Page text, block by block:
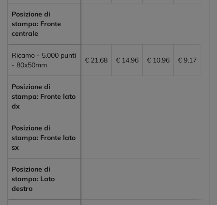
Posizione di
stampa: Fronte
centrale
Ricamo - 5.000 punti
- 80x50mm
€ 21,68 € 14,96 € 10,96 € 9,17
Posizione di
stampa: Fronte lato
dx
Posizione di
stampa: Fronte lato
sx
Posizione di
stampa: Lato
destro